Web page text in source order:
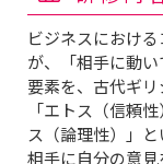
ビジネスにおけ
が、「相手に動
要素を、古代ギ
「エトス（信頼
ス（論理性）」と
相手に自分の意